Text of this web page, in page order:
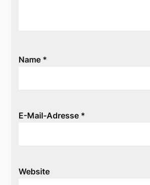
Name *
E-Mail-Adresse *
Website